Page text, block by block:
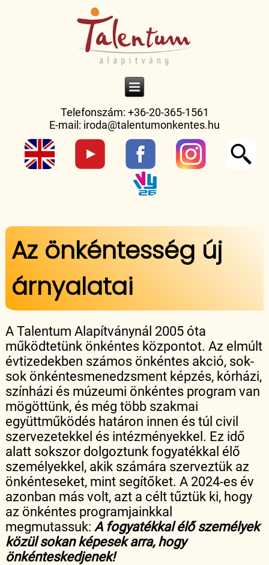
Telefonszám: +36-20-365-1561
E-mail: iroda@talentumonkentes.hu
Jelenlegi hely
Az önkéntesség új
árnyalatai
A Talentum Alapítványnál 2005 óta
működtetünk önkéntes központot. Az elmúlt
évtizedekben számos önkéntes akció, sok-
sok önkéntesmenedzsment képzés, kórházi,
színházi és múzeumi önkéntes program van
mögöttünk, és még több szakmai
együttműködés határon innen és túl civil
szervezetekkel és intézményekkel. Ez idő
alatt sokszor dolgoztunk fogyatékkal élő
személyekkel, akik számára szerveztük az
önkénteseket, mint segítőket. A 2024-es év
azonban más volt, azt a célt tűztük ki, hogy
az önkéntes programjainkkal
megmutassuk:A fogyatékkal élő személyek
közül sokan képesek arra, hogy
önkénteskedjenek!